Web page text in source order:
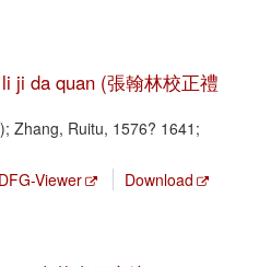
ji da quan (張翰林校正禮
Zhang, Ruitu, 1576? 1641;
DFG-Viewer Download